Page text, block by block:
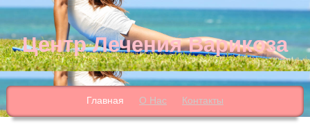
Центр Лечения Варикоза
Главная О Нас Контакты